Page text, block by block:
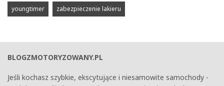
youngtimer zabezpieczenie lakieru
BLOGZMOTORYZOWANY.PL
Jeśli kochasz szybkie, ekscytujące i niesamowite samochody -